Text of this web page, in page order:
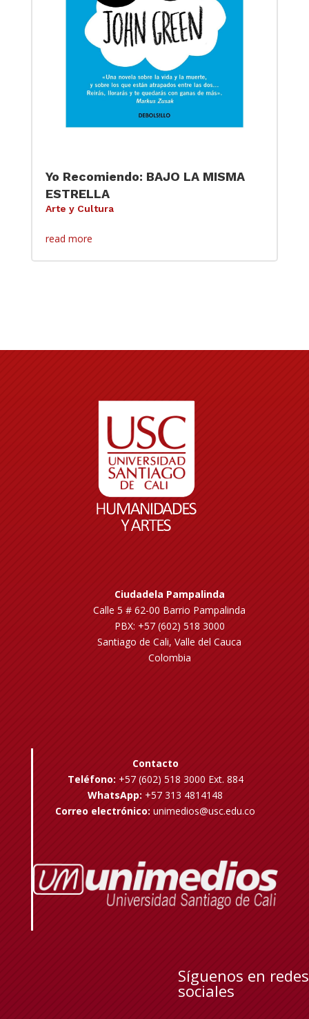
Yo Recomiendo: BAJO LA MISMA
ESTRELLA
Arte y Cultura
read more
Ciudadela Pampalinda
Calle 5 # 62-00 Barrio Pampalinda
PBX: +57 (602) 518 3000
Santiago de Cali, Valle del Cauca
Colombia
Contacto
Teléfono: +57 (602) 518 3000 Ext. 884
WhatsApp: +57 313 4814148
Correo electrónico: unimedios@usc.edu.co
Síguenos en redes
sociales